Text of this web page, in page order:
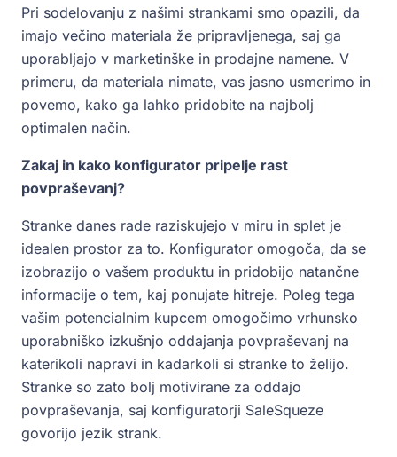
Pri sodelovanju z našimi strankami smo opazili, da
imajo večino materiala že pripravljenega, saj ga
uporabljajo v marketinške in prodajne namene. V
primeru, da materiala nimate, vas jasno usmerimo in
povemo, kako ga lahko pridobite na najbolj
optimalen način.
Zakaj in kako konfigurator pripelje rast
povpraševanj?
Stranke danes rade raziskujejo v miru in splet je
idealen prostor za to. Konfigurator omogoča, da se
izobrazijo o vašem produktu in pridobijo natančne
informacije o tem, kaj ponujate hitreje. Poleg tega
vašim potencialnim kupcem omogočimo vrhunsko
uporabniško izkušnjo oddajanja povpraševanj na
katerikoli napravi in kadarkoli si stranke to želijo.
Stranke so zato bolj motivirane za oddajo
povpraševanja, saj konfiguratorji SaleSqueze
govorijo jezik strank.